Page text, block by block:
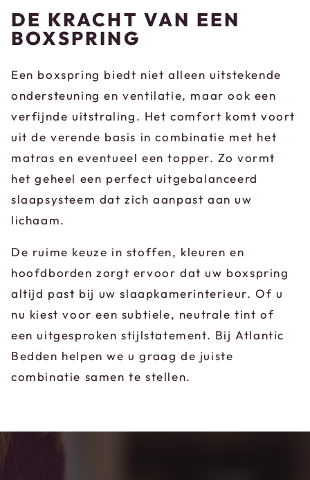
DE KRACHT VAN EEN
BOXSPRING
Een boxspring biedt niet alleen uitstekende
ondersteuning en ventilatie, maar ook een
verfijnde uitstraling. Het comfort komt voort
uit de verende basis in combinatie met het
matras en eventueel een topper. Zo vormt
het geheel een perfect uitgebalanceerd
slaapsysteem dat zich aanpast aan uw
lichaam.
De ruime keuze in stoffen, kleuren en
hoofdborden zorgt ervoor dat uw boxspring
altijd past bij uw slaapkamerinterieur. Of u
nu kiest voor een subtiele, neutrale tint of
een uitgesproken stijlstatement. Bij Atlantic
Bedden helpen we u graag de juiste
combinatie samen te stellen.